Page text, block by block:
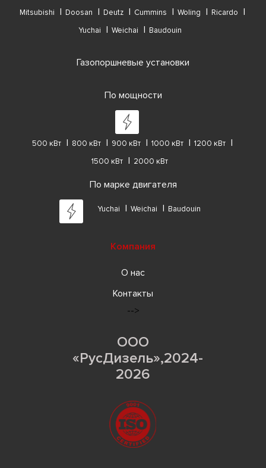
Mitsubishi
Doosan Deutz Cummins Woling
Ricardo
Yuchai
Weichai Baudouin
Газопоршневые установки
По мощности
500 кВт 800 кВт 900 кВт 1000 кВт
1200 кВт
1500 кВт
2000 кВт
По марке двигателя
Yuchai Weichai Baudouin
Компания
О нас
Контакты
-->
ООО
«РусДизель»,2024-
2026